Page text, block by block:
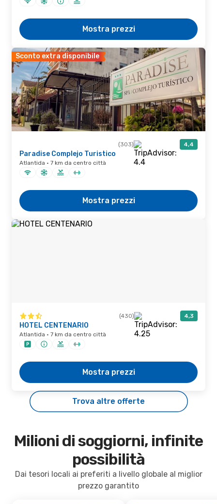
Mostra prezzi
Sconto extra disponibile
(303) 4,4
Paradise Complejo Turistico
Atlantida · 7 km da centro città
Mostra prezzi
(430) 4,3
HOTEL CENTENARIO
Atlantida · 7 km da centro città
Mostra prezzi
Trova altre offerte
Milioni di soggiorni, infinite
possibilità
Dai tesori locali ai preferiti a livello globale al miglior
prezzo garantito